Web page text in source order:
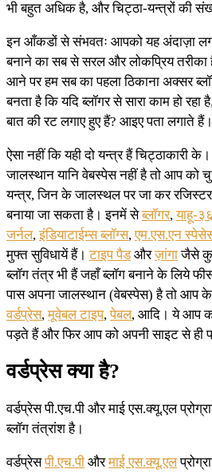
भी बहुत अधिक है, और चिट्ठा-यन्त्रों की
इन आँकडों से संभवतः आपको यह अंदाज़ा लग
बनाने का सब से सरल और लोकप्रिय तरीका
आने पर हम सब का पहला ठिकाना अक्सर
बनता है कि यदि ब्लॉगर से सारा काम हो रहा
बात की रट लगाए हुए हैं? आइए पता लगाते हैं।
ऐसा नहीं कि यही दो यन्त्र हैं चिट्ठाकारी
जालस्थान यानि वेबस्पेस नहीं है तो आप को
यन्त्र, जिन के जालस्थल पर जा कर रजिस्टर
बनाया जा सकता है। इनमें सेब्लॉगर,याहू-
जर्नल,इंडियाटाईम्स ब्लॉग्स,एम.एस.एन
मुफ्त सुविधायें हैं।टाइप पैडऔरज़ांगाजैसे
ब्लॉग तंत्र भी हैं जहाँ ब्लॉग बनाने के लिये
पास अपना जालस्थान (वेबस्पेस) है तो आप
वर्डप्रेस,मूवेबल टाइप,पेबल, आदि। ये आप
पड़ते हैं और फिर आप को अपनी साइट से ही
वर्डप्रेस क्या है?
वर्डप्रेस पी.एच.पी और माई एस.क्यू.एल
ब्लॉग तंत्रांश है।
वर्डप्रेसपी.एच.पी औरमाई एस.क्यू.एल